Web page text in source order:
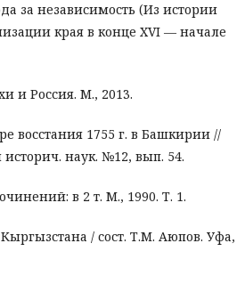
за независимость (Из истории
края в конце XVI — начале
и Россия. М., 2013.
восстания 1755 г. в Башкирии //
наук. №12, вып. 54.
в 2 т. М., 1990. Т. 1.
/ сост. Т.М. Аюпов. Уфа,